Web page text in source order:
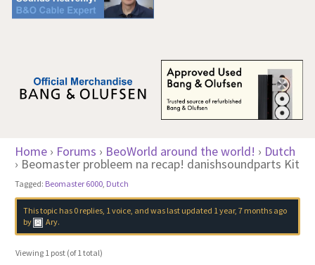
Home › Forums › BeoWorld around the world! › Dutch
› Beomaster probleem na recap! danishsoundparts Kit
Tagged: Beomaster 6000, Dutch
This topic has 0 replies, 1 voice, and was last updated 1 year, 7 months ago
by
Ary.
Viewing 1 post (of 1 total)